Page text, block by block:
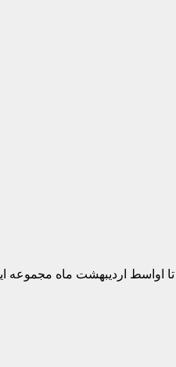
اواسط اردیبهشت ماه مجموعه